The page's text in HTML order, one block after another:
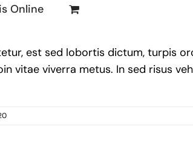
Online
est sed lobortis dictum, turpis
vitae viverra metus. In sed risus